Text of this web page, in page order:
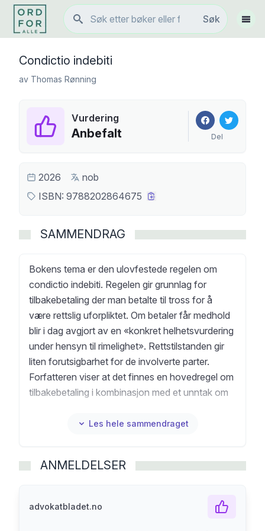
Søk
Søk
Vis
Condictio indebiti
av Thomas Rønning
Vurdering
Anbefalt Del
2026
nob
ISBN: 9788202864675
SAMMENDRAG
Bokens tema er den ulovfestede regelen om
condictio indebiti. Regelen gir grunnlag for
tilbakebetaling der man betalte til tross for å
være rettslig uforpliktet. Om betaler får medhold
blir i dag avgjort av en «konkret helhetsvurdering
under hensyn til rimelighet». Rettstilstanden gir
liten forutsigbarhet for de involverte parter.
Forfatteren viser at det finnes en hovedregel om
tilbakebetaling i kombinasjon med et unntak om
bygger på tre rettsfakta kjent som
dette utgangspunktet. I boken påvises det videre
antatt. Det finnes en indre systematikk hvor
Les hele sammendraget
ANMELDELSER
advokatbladet.no